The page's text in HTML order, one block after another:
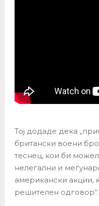
Тој додаде дека
британски воени
теснец, кои би
нелегални и
американски акции,
решителен одговор“.